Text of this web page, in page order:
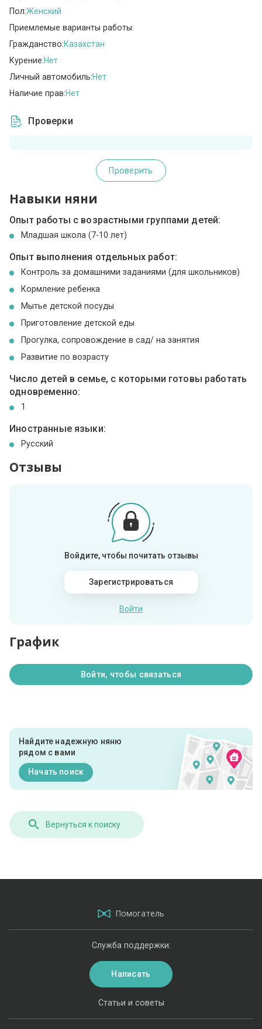
Пол:Женский
Приемлемые варианты работы:
Гражданство:Казахстан
Курение:Нет
Личный автомобиль:Нет
Наличие прав:Нет
Проверки
Проверить
Навыки няни
Опыт работы с возрастными группами детей:
Младшая школа (7-10 лет)
Опыт выполнения отдельных работ:
Контроль за домашними заданиями (для школьников)
Кормление ребенка
Мытье детской посуды
Приготовление детской еды
Прогулка, сопровождение в сад/ на занятия
Развитие по возрасту
Число детей в семье, с которыми готовы работать
одновременно:
1
Иностранные языки:
Русский
Отзывы
Войдите, чтобы почитать отзывы
Зарегистрироваться
Войти
График
Войти, чтобы связаться
Найдите надежную няню
рядом с вами
Начать поиск
Вернуться к поиску
Помогатель
Статьи и советы
Служба поддержки:
Написать